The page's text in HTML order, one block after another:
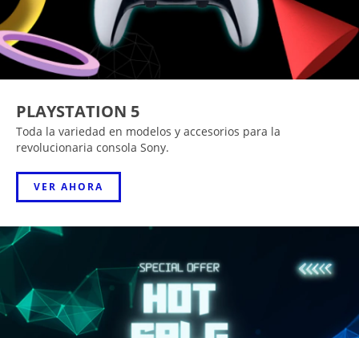
PLAYSTATION 5
Toda la variedad en modelos y accesorios para la
revolucionaria consola Sony.
VER AHORA